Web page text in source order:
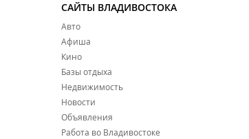
САЙТЫ ВЛАДИВОСТОКА
Авто
Афиша
Кино
Базы отдыха
Недвижимость
Новости
Объявления
Работа во Владивостоке